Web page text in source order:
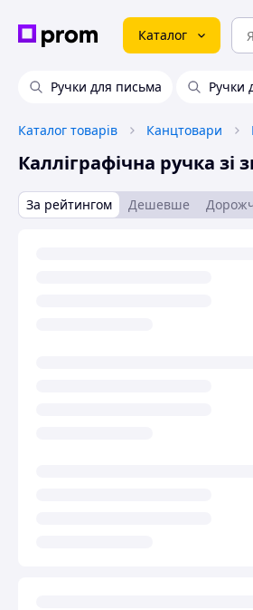
Каталог
Ручки для письма Ручки
Каталог товарів Канцтовари
Калліграфічна ручка
За рейтингом Дешевше